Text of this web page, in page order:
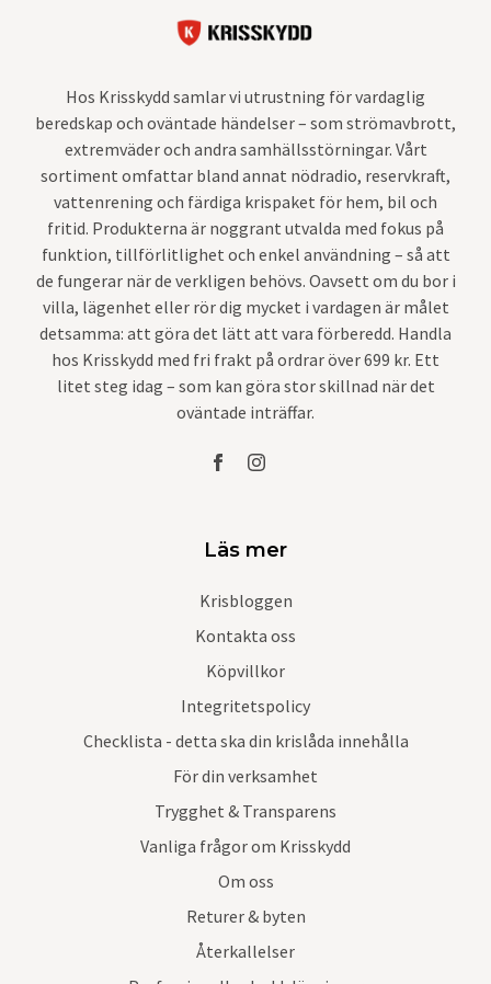
Hos Krisskydd samlar vi utrustning för vardaglig
beredskap och oväntade händelser – som strömavbrott,
extremväder och andra samhällsstörningar. Vårt
sortiment omfattar bland annat nödradio, reservkraft,
vattenrening och färdiga krispaket för hem, bil och
fritid. Produkterna är noggrant utvalda med fokus på
funktion, tillförlitlighet och enkel användning – så att
de fungerar när de verkligen behövs. Oavsett om du bor i
villa, lägenhet eller rör dig mycket i vardagen är målet
detsamma: att göra det lätt att vara förberedd. Handla
hos Krisskydd med fri frakt på ordrar över 699 kr. Ett
litet steg idag – som kan göra stor skillnad när det
oväntade inträffar.
Läs mer
Krisbloggen
Kontakta oss
Köpvillkor
Integritetspolicy
Checklista - detta ska din krislåda innehålla
För din verksamhet
Trygghet & Transparens
Vanliga frågor om Krisskydd
Om oss
Returer & byten
Återkallelser